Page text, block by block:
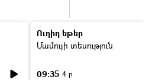
Ուղիղ եթեր
Մամուլի տեսություն
09:35 4 ր